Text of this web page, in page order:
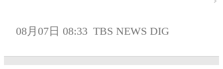
08月07日 08:33 TBS NEWS DIG